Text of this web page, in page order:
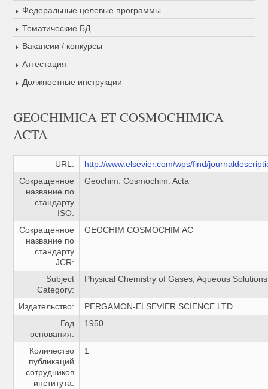
Федеральные целевые программы
Тематические БД
Вакансии / конкурсы
Аттестация
Должностные инструкции
GEOCHIMICA ET COSMOCHIMICA
ACTA
URL:
http://www.elsevier.com/wps/find/
Сокращенное
название по
стандарту
ISO:
Geochim. Cosmochim. Acta
Сокращенное
название по
стандарту
JCR:
GEOCHIM COSMOCHIM AC
Subject
Category:
Physical Chemistry of Gases, Aqueous
Издательство:
PERGAMON-ELSEVIER SCIENCE LTD
Год
основания:
1950
Количество
публикаций
сотрудников
института:
1